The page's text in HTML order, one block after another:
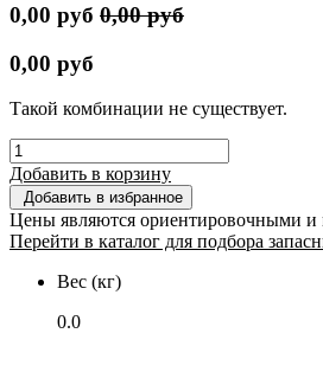
0,00 руб 0,00руб
0,00 руб
Такой комбинации не существует.
Добавить в корзину
Добавить в избранное
Цены являются ориентировочными и
Перейти в каталог для подбора
Вес (кг)
0.0